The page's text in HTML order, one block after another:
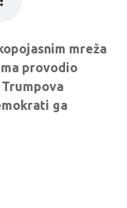
mreža
provodio
ga